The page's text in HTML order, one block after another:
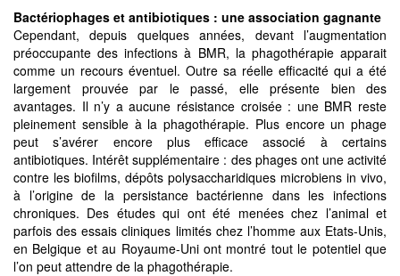
Bactériophages et antibiotiques : une association gagnante
Cependant, depuis quelques années, devant l’augmentation
préoccupante des infections à BMR, la phagothérapie apparait
comme un recours éventuel. Outre sa réelle efficacité qui a été
largement prouvée par le passé, elle présente bien des
avantages. Il n’y a aucune résistance croisée : une BMR reste
pleinement sensible à la phagothérapie. Plus encore un phage
peut s’avérer encore plus efficace associé à certains
antibiotiques. Intérêt supplémentaire : des phages ont une activité
contre les biofilms, dépôts polysaccharidiques microbiens in vivo,
à l’origine de la persistance bactérienne dans les infections
chroniques. Des études qui ont été menées chez l’animal et
parfois des essais cliniques limités chez l’homme aux Etats-Unis,
en Belgique et au Royaume-Uni ont montré tout le potentiel que
l’on peut attendre de la phagothérapie.